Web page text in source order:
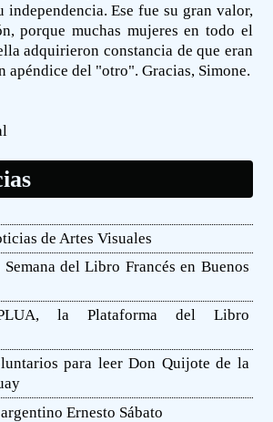
Ese fue su gran valor,
porque muchas mujeres en todo el
adquirieron constancia de que eran
apéndice del "otro". Gracias, Simone.
de Artes Visuales
del Libro Francés en Buenos
la Plataforma del Libro
para leer Don Quijote de la
Ernesto Sábato